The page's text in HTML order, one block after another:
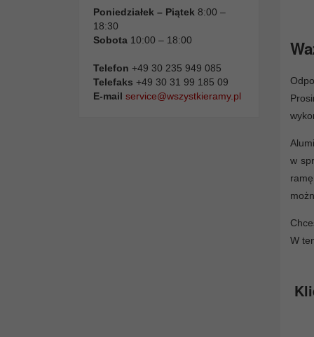
Poniedziałek – Piątek 8:00 –
18:30
Sobota 10:00 – 18:00
Telefon +49 30 235 949 085
Telefaks +49 30 31 99 185 09
E-mail service@wszystkieramy.pl
w
W